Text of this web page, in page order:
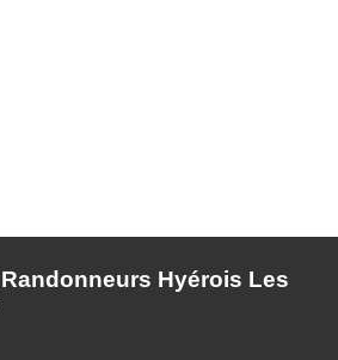
Hyérois Les